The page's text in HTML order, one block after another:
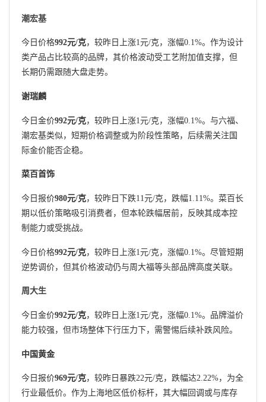
潮宏基
今日价格992元/克，较昨日上涨1元/克，涨幅0.1%。作为设计
类产品占比较高的品牌，其价格波动受工艺附加值支撑，但
长期仍需跟随大盘走势。
谢瑞麟
今日金价992元/克，较昨日上涨1元/克，涨幅0.1%。与六福、
潮宏基类似，短期价格调整或为阶段性策略，后续需关注国
际金价能否企稳。
菜百首饰
今日报价980元/克，较昨日下跌11元/克，跌幅1.11%。菜百长
期以低价策略吸引消费者，但本轮跌幅居前，反映其成本控
制能力或受挑战。
今日价格992元/克，较昨日上涨1元/克，涨幅0.1%。尽管短期
逆势调价，但其价格波动仍与周大福等头部品牌高度关联。
周大生
今日金价992元/克，较昨日上涨1元/克，涨幅0.1%。品牌溢价
能力较强，但市场整体下行压力下，需警惕后续补跌风险。
中国黄金
今日报价969元/克，较昨日暴跌22元/克，跌幅达2.22%，为全
行业最低价。作为上海地区低价标杆，其大幅回调或与库存